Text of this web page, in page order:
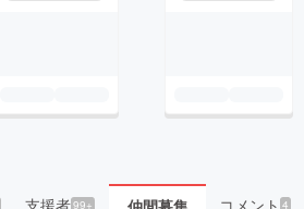
支援者99+ コメント4